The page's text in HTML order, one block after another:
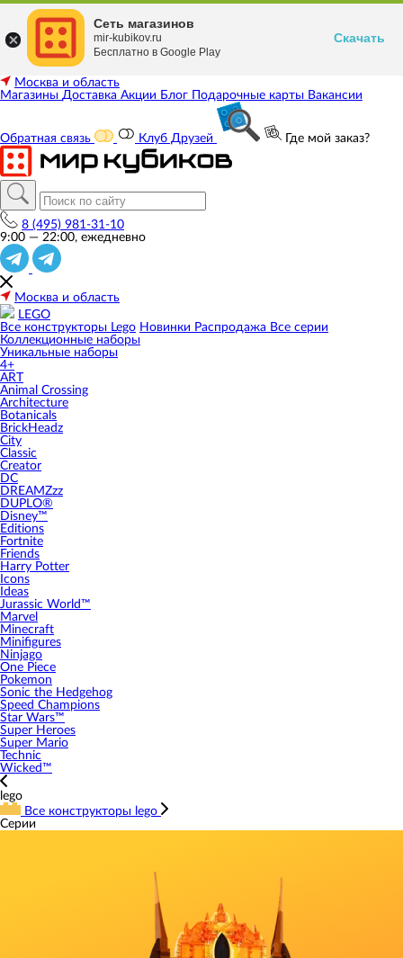
Москва и область
Магазины Доставка Акции Блог Подарочные карты Вакансии
Обратная связь Клуб Друзей Где мой заказ?
8 (495) 981-31-10
9:00 — 22:00, ежедневно
Москва и область
LEGO
Все конструкторы Lego Новинки Распродажа Все серии
Коллекционные наборы
Уникальные наборы
4+
ART
Animal Crossing
Architecture
Botanicals
BrickHeadz
City
Classic
Creator
DC
DREAMZzz
DUPLO®
Disney™
Editions
Fortnite
Friends
Harry Potter
Icons
Ideas
Jurassic World™
Marvel
Minecraft
Minifigures
Ninjago
One Piece
Pokemon
Sonic the Hedgehog
Speed Champions
Star Wars™
Super Heroes
Super Mario
Technic
Wicked™
lego
Все конструкторы lego
Серии
Сеть магазинов
mir-kubikov.ru
Бесплатно в Google Play
Скачать